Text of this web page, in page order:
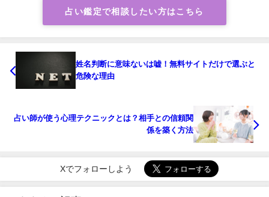
占い鑑定で相談したい方はこちら
姓名判断に意味ないは嘘！無料サイトだけで選ぶと
危険な理由
占い師が使う心理テクニックとは？相手との信頼関
係を築く方法
Xでフォローしよう